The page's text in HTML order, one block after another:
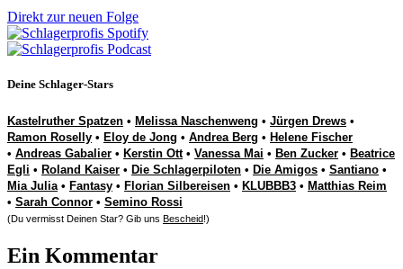
Direkt zur neuen Folge
Deine Schlager-Stars
Kastelruther Spatzen • Melissa Naschenweng • Jürgen Drews •
Ramon Roselly • Eloy de Jong • Andrea Berg • Helene Fischer
• Andreas Gabalier • Kerstin Ott• Vanessa Mai • Ben Zucker • Beatrice
Egli • Roland Kaiser • Die Schlagerpiloten • Die Amigos • Santiano •
Mia Julia • Fantasy • Florian Silbereisen • KLUBBB3 • Matthias Reim
• Sarah Connor • Semino Rossi
(Du vermisst Deinen Star? Gib uns Bescheid!)
Ein Kommentar